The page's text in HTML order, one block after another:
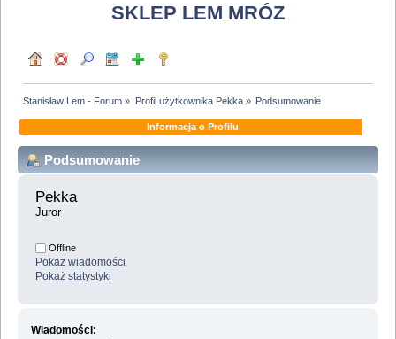
SKLEP LEM MRÓZ
Stanisław Lem - Forum » Profil użytkownika Pekka» Podsumowanie
Informacja o Profilu
Podsumowanie
Pekka
Juror
Offline
Pokaż wiadomości
Pokaż statystyki
Wiadomości: